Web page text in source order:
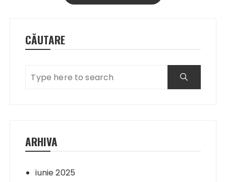
CĂUTARE
ARHIVA
iunie 2025